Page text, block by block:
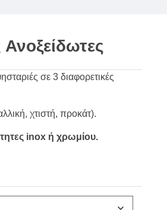
σε 3 διαφορετικές
χτιστή, προκάτ).
inox ή χρωμίου.